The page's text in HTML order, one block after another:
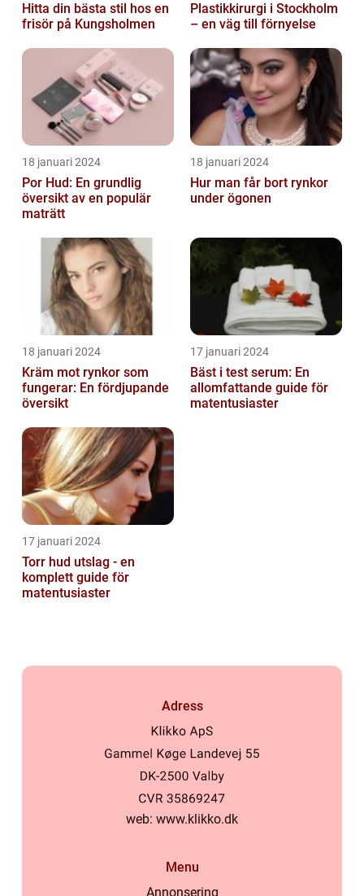
Hitta din bästa stil hos en
frisör på Kungsholmen
Plastikkirurgi i Stockholm
– en väg till förnyelse
18 januari 2024
Por Hud: En grundlig
översikt av en populär
maträtt
18 januari 2024
Hur man får bort rynkor
under ögonen
18 januari 2024
Kräm mot rynkor som
fungerar: En fördjupande
översikt
17 januari 2024
Bäst i test serum: En
allomfattande guide för
matentusiaster
17 januari 2024
Torr hud utslag - en
komplett guide för
matentusiaster
Adress
web: www.klikko.dk
Menu
Annonsering